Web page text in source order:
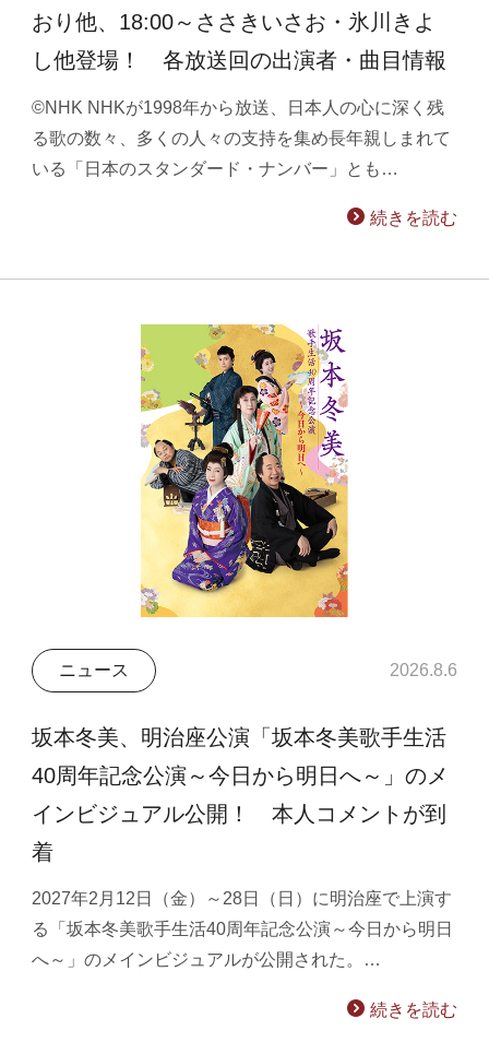
おり他、18:00～ささきいさお・氷川きよ
し他登場！ 各放送回の出演者・曲目情報
©NHK NHKが1998年から放送、日本人の心に深く残
る歌の数々、多くの人々の支持を集め長年親しまれて
いる「日本のスタンダード・ナンバー」とも…
続きを読む
ニュース 2026.8.6
坂本冬美、明治座公演「坂本冬美歌手生活
40周年記念公演～今日から明日へ～」のメ
インビジュアル公開！ 本人コメントが到
着
2027年2月12日（金）～28日（日）に明治座で上演す
る「坂本冬美歌手生活40周年記念公演～今日から明日
へ～」のメインビジュアルが公開された。…
続きを読む